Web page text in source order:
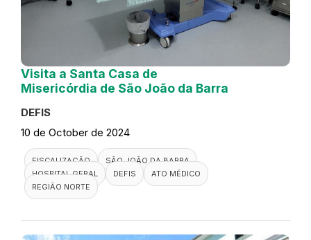
Visita a Santa Casa de
Misericórdia de São João da Barra
DEFIS
10 de October de 2024
FISCALIZAÇÃO
SÃO JOÃO DA BARRA
HOSPITAL GERAL
DEFIS
ATO MÉDICO
REGIÃO NORTE